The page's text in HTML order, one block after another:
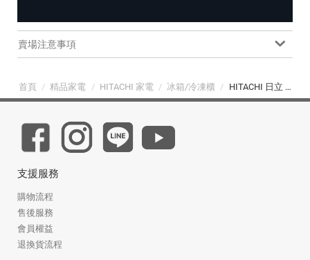
賣場注意事項
首頁 / 精品家電 / HITACHI 家電 / 冰箱/冷凍櫃 / HITACHI 日立 275L 髮絲紋鋼板 變頻兩門冰箱 (HRBN5303MF 星燦灰)
支援服務
購物流程
售後服務
會員權益
退換貨流程